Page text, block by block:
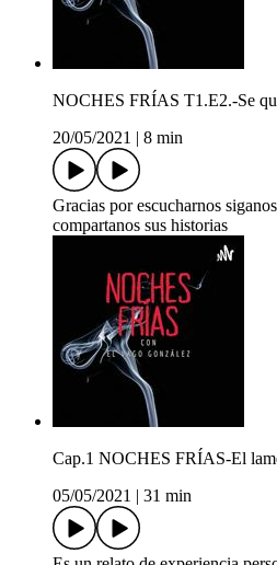
NOCHES FRÍAS T1.E2.-Se
20/05/2021
8 min
Gracias por escucharnos
compartanos sus historias
Cap.1 NOCHES FRÍAS-El
05/05/2021
31 min